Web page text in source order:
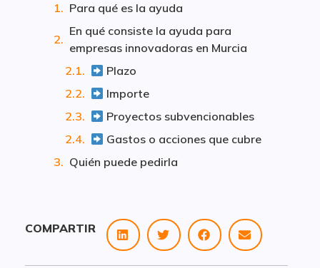
COMPARTIR
Para qué es la ayuda
En qué consiste la ayuda para
empresas innovadoras en Murcia
Plazo
Importe
Proyectos subvencionables
Gastos o acciones que cubre
Quién puede pedirla